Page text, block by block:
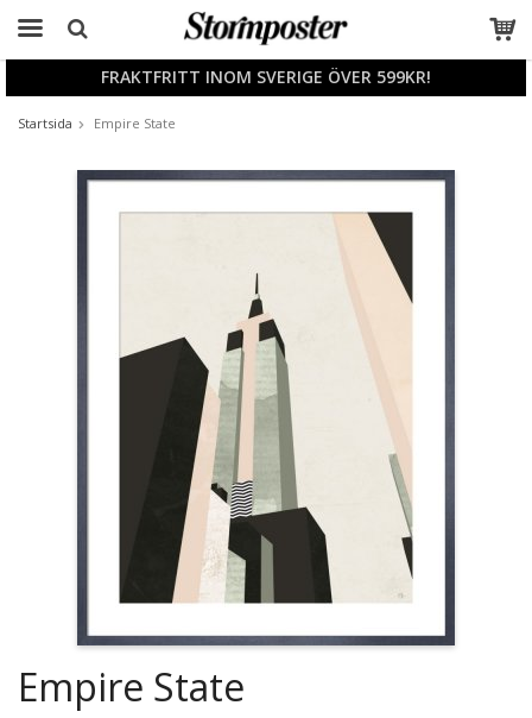
FRAKTFRITT INOM SVERIGE ÖVER 599KR!
Startsida Empire State
Empire State